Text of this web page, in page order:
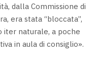
dalla Commissione di
era stata “bloccata”,
iter naturale, a poche
in aula di consiglio».